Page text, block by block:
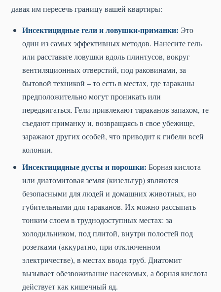
давая им пересечь границу вашей квартиры:
Инсектицидные гели и ловушки-приманки: Это
один из самых эффективных методов. Нанесите гель
или расставьте ловушки вдоль плинтусов, вокруг
вентиляционных отверстий, под раковинами, за
бытовой техникой – то есть в местах, где тараканы
предположительно могут проникать или
передвигаться. Гели привлекают тараканов запахом, те
съедают приманку и, возвращаясь в свое убежище,
заражают других особей, что приводит к гибели всей
колонии.
Инсектицидные дусты и порошки: Борная кислота
или диатомитовая земля (кизельгур) являются
безопасными для людей и домашних животных, но
губительными для тараканов. Их можно рассыпать
тонким слоем в труднодоступных местах: за
холодильником, под плитой, внутри полостей под
розетками (аккуратно, при отключенном
электричестве), в местах ввода труб. Диатомит
вызывает обезвоживание насекомых, а борная кислота
действует как кишечный яд.